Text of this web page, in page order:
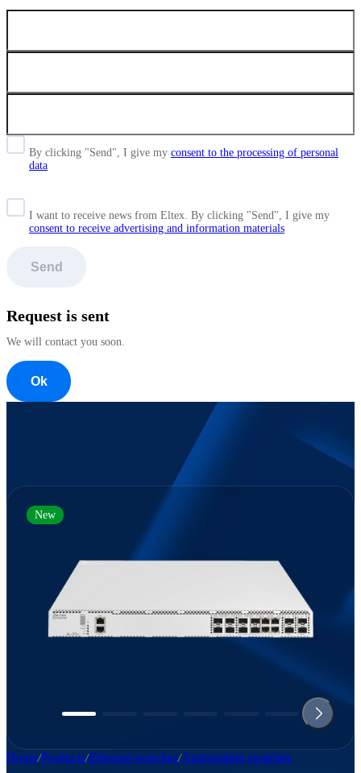
By clicking "Send", I give my consent to the processing of personal
data
I want to receive news from Eltex. By clicking "Send", I give my
consent to receive advertising and information materials
Send
Request is sent
We will contact you soon.
Ok
Home Products Ethernet switches Aggregation switches
New